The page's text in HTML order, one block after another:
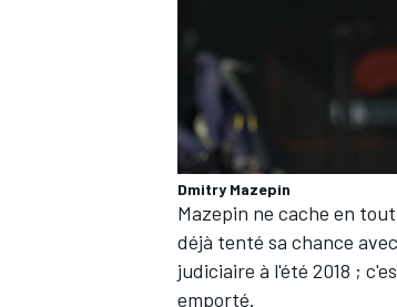
AUTRES CHAMPIONNATS
Dmitry Mazepin
Mazepin ne cache en
déjà tenté sa chance
judiciaire à l'été 2018 ;
emporté.